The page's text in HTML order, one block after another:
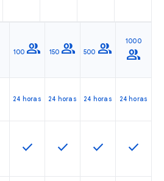
100 group 150 group 500 group 1000
group
24 horas 24 horas 24 horas 24 horas
Esta función está disponible en
check Esta función está
check Esta función
check Esta
check